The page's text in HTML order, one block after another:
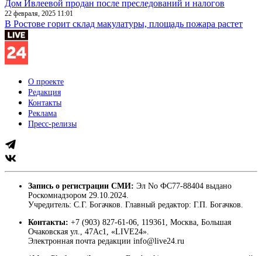
Дом Ивлеевой продан после преследований и налогов
22 февраля, 2025 11:01
В Ростове горит склад макулатуры, площадь пожара растет
О проекте
Редакция
Контакты
Реклама
Пресс-релизы
Запись о регистрации СМИ: Эл No ФС77-88404 выдано
Роскомнадзором 29.10.2024.
Учредитель: С.Г. Богачков. Главный редактор: Г.П. Богачков.
Контакты: +7 (903) 827-61-06, 119361, Москва, Большая
Очаковская ул., 47Ас1, «LIVE24».
Электронная почта редакции info@live24.ru